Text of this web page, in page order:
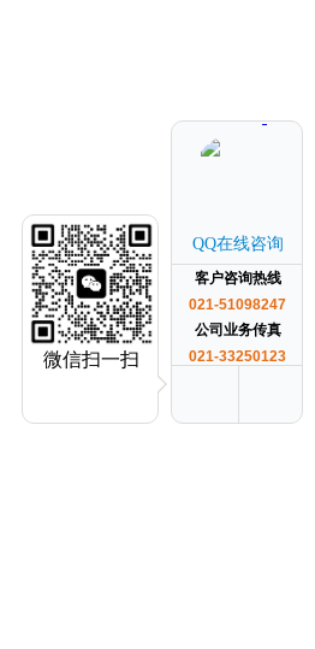
QQ在线咨询
客户咨询热线
021-51098247
公司业务传真
021-33250123
微信扫一扫